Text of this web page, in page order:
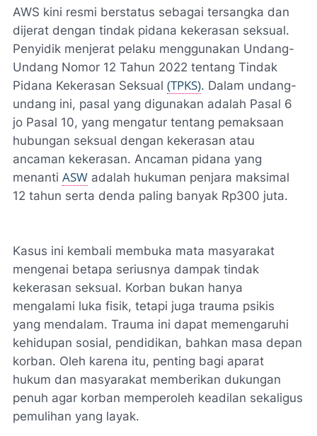
AWS kini resmi berstatus sebagai tersangka dan
dijerat dengan tindak pidana kekerasan seksual.
Penyidik menjerat pelaku menggunakan Undang-
Undang Nomor 12 Tahun 2022 tentang Tindak
Pidana Kekerasan Seksual (TPKS). Dalam undang-
undang ini, pasal yang digunakan adalah Pasal 6
jo Pasal 10, yang mengatur tentang pemaksaan
hubungan seksual dengan kekerasan atau
ancaman kekerasan. Ancaman pidana yang
menanti ASW adalah hukuman penjara maksimal
12 tahun serta denda paling banyak Rp300 juta.
Kasus ini kembali membuka mata masyarakat
mengenai betapa seriusnya dampak tindak
kekerasan seksual. Korban bukan hanya
mengalami luka fisik, tetapi juga trauma psikis
yang mendalam. Trauma ini dapat memengaruhi
kehidupan sosial, pendidikan, bahkan masa depan
korban. Oleh karena itu, penting bagi aparat
hukum dan masyarakat memberikan dukungan
penuh agar korban memperoleh keadilan sekaligus
pemulihan yang layak.